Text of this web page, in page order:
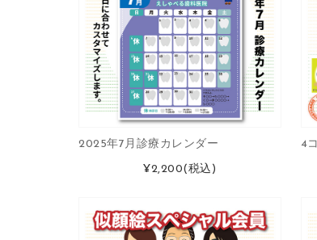
2025年7月診療カレンダー
¥2,200(税込)
4